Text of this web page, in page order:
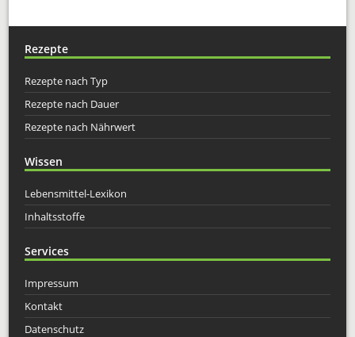
Rezepte
Rezepte nach Typ
Rezepte nach Dauer
Rezepte nach Nährwert
Wissen
Lebensmittel-Lexikon
Inhaltsstoffe
Services
Impressum
Kontakt
Datenschutz